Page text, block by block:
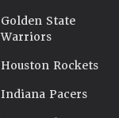
Golden State
Warriors
Houston Rockets
Indiana Pacers